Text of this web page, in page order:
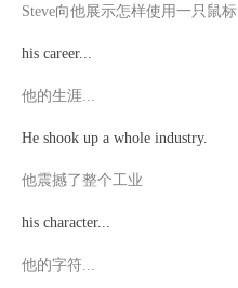
Steve向他展示怎样使用一只鼠标
his career...
他的生涯...
He shook up a whole industry.
他震撼了整个工业
his character...
他的字符...